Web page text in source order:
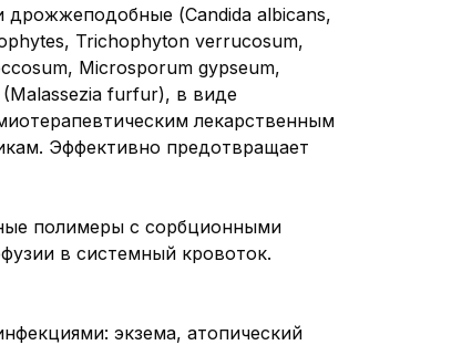
(Candida albicans,
Trichophyton verrucosum,
Microsporum gypseum,
furfur), в виде
лекарственным
Эффективно предотвращает
полимеры с сорбционными
в системный кровоток.
экзема, атопический